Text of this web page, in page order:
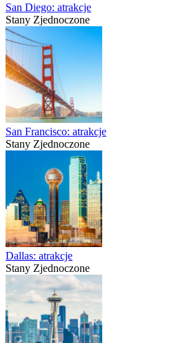
San Diego: atrakcje
Stany Zjednoczone
San Francisco: atrakcje
Stany Zjednoczone
Dallas: atrakcje
Stany Zjednoczone